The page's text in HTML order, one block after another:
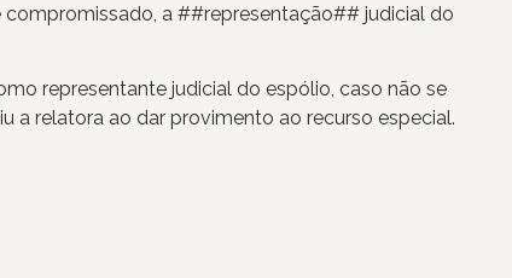
compromissado, a ##representação## judicial do
representante judicial do espólio, caso não se
a relatora ao dar provimento ao recurso especial.